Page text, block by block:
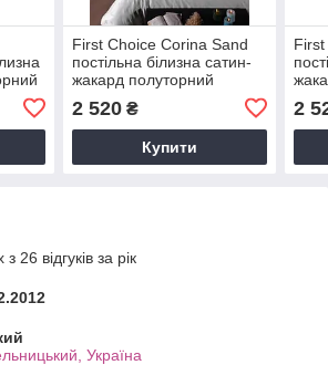
First Choice Corina Sand
постільна білизна сатин-
жакард полуторний
2 520₴
Купити
2
26 відгуків за рік
Україна